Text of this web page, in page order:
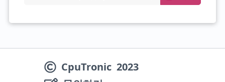
CpuTronic 2023